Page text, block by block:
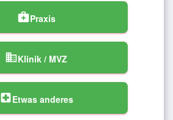
medical_servicesPraxis
domainKlinik / MVZ
local_hospitalEtwas anderes